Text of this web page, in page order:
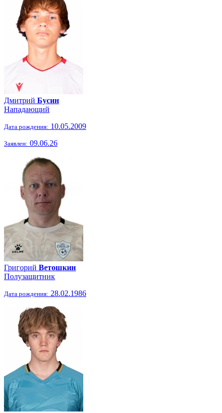
Дмитрий Бусин
Нападающий
Дата рождения: 10.05.2009
Заявлен: 09.06.26
Григорий Ветошкин
Полузащитник
Дата рождения: 28.02.1986